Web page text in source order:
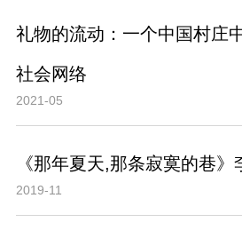
礼物的流动：一个中国村庄
社会网络
2021-05
《那年夏天,那条寂寞的巷
2019-11